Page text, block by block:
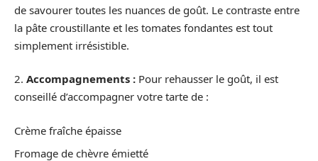
de savourer toutes les nuances de goût. Le contraste entre
la pâte croustillante et les tomates fondantes est tout
simplement irrésistible.
2. Accompagnements : Pour rehausser le goût, il est
conseillé d’accompagner votre tarte de :
Crème fraîche épaisse
Fromage de chèvre émietté